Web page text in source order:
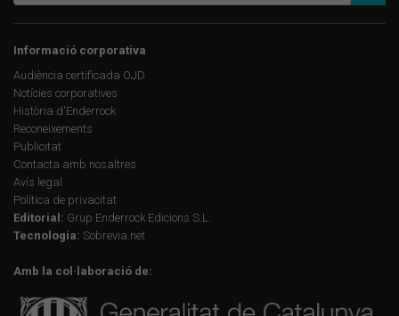
Informació corporativa
Audiència certificada OJD
Notícies corporatives
Història d'Enderrock
Reconeixements
Publicitat
Contacta amb nosaltres
Avís legal
Política de privacitat
Editorial: Grup Enderrock Edicions S.L.
Tecnologia: Sobrevia.net
Amb la col·laboració de: